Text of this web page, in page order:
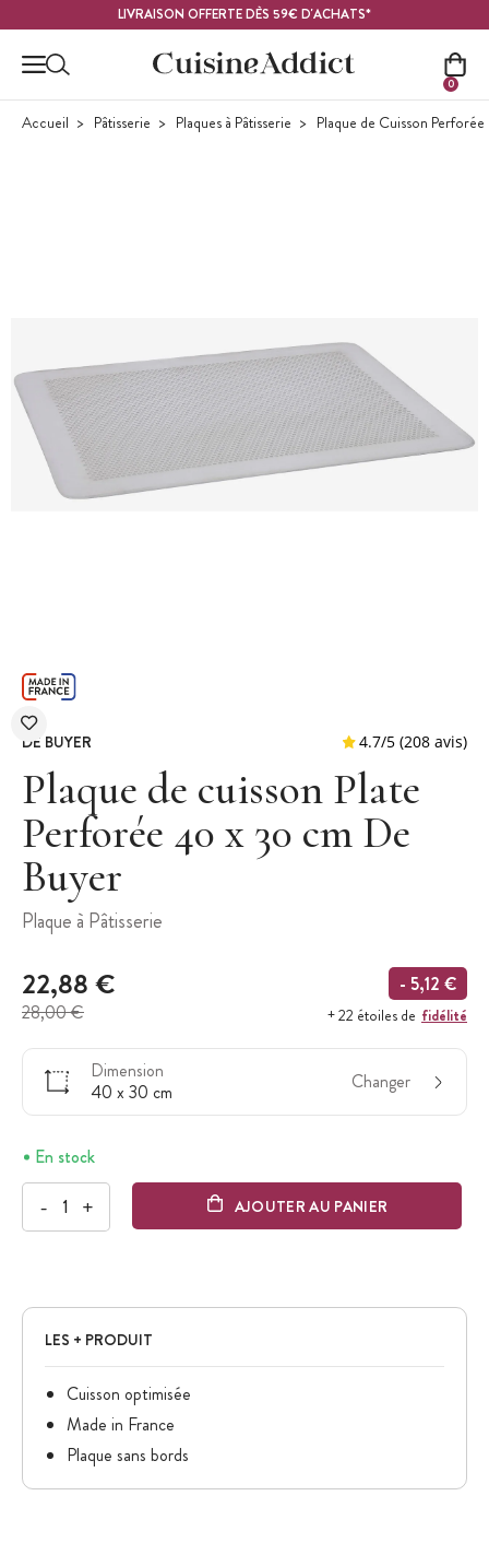
LIVRAISON OFFERTE DÈS 59€ D'ACHATS*
0
Accueil Pâtisserie Plaques à Pâtisserie Plaque de Cuisson Perforée
DE BUYER
Plaque de cuisson Plate
Perforée 40 x 30 cm De
Buyer
Plaque à Pâtisserie
22,88 €
28,00 €
- 5,12 €
+ 22 étoiles de fidélité
Dimension
40 x 30 cm
Changer
En stock
- + AJOUTER AU PANIER
LES + PRODUIT
Cuisson optimisée
Made in France
Plaque sans bords